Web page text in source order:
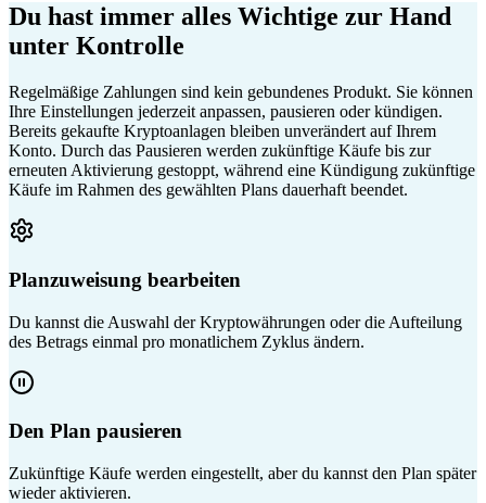
Du hast immer alles Wichtige zur Hand
unter Kontrolle
Regelmäßige Zahlungen sind kein gebundenes Produkt. Sie können
Ihre Einstellungen jederzeit anpassen, pausieren oder kündigen.
Bereits gekaufte Kryptoanlagen bleiben unverändert auf Ihrem
Konto. Durch das Pausieren werden zukünftige Käufe bis zur
erneuten Aktivierung gestoppt, während eine Kündigung zukünftige
Käufe im Rahmen des gewählten Plans dauerhaft beendet.
Planzuweisung bearbeiten
Du kannst die Auswahl der Kryptowährungen oder die Aufteilung
des Betrags einmal pro monatlichem Zyklus ändern.
Den Plan pausieren
Zukünftige Käufe werden eingestellt, aber du kannst den Plan später
wieder aktivieren.